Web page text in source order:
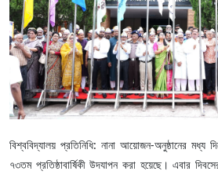
বিশ্ববিদ্যালয় প্রতিনিধি: নানা আয়োজন-অনুষ্ঠানের মধ্য
৭৩তম প্রতিষ্ঠাবার্ষিকী উদযাপন করা হয়েছে। এবার